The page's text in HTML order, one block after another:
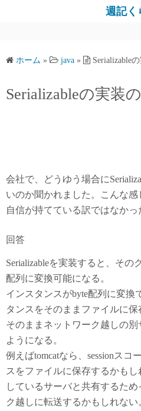
ス
週記く
ホーム » java » Serializable
Serializableの実装
会社で、どうゆう場合に
いのか聞かれました。こんな
自信が持てている訳ではなかっ
回答
Serializableを実装すると、その
配列に変換可能になる。
インスタンスがbyte配列に変換
タンスをそのままファイルに
そのままネットワーク越しの
ようになる。
例えばtomcatなら、sessionス
スをファイルに保存するかも
しているサーバと共有するた
ク越しに転送するかもしれない